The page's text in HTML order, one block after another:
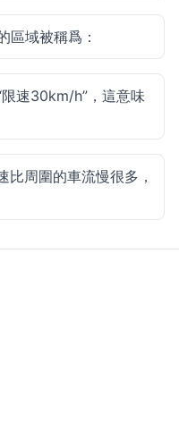
區域被稱爲：
速30km/h”，這意味
比周圍的車流慢很多，